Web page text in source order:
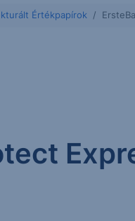
Értékpapírok